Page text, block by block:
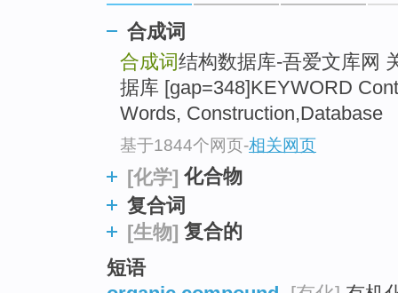
合成词
合成词结构数据库-吾爱文库网
据库 [gap=348]KEYWORD
Words, Construction,Database
基于1844个网页-相关网页
[化学] 化合物
复合词
[生物] 复合的
短语